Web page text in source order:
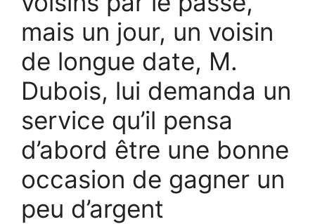
mais un jour, un voisin
de longue date, M.
Dubois, lui demanda un
service qu’il pensa
d’abord être une bonne
occasion de gagner un
peu d’argent